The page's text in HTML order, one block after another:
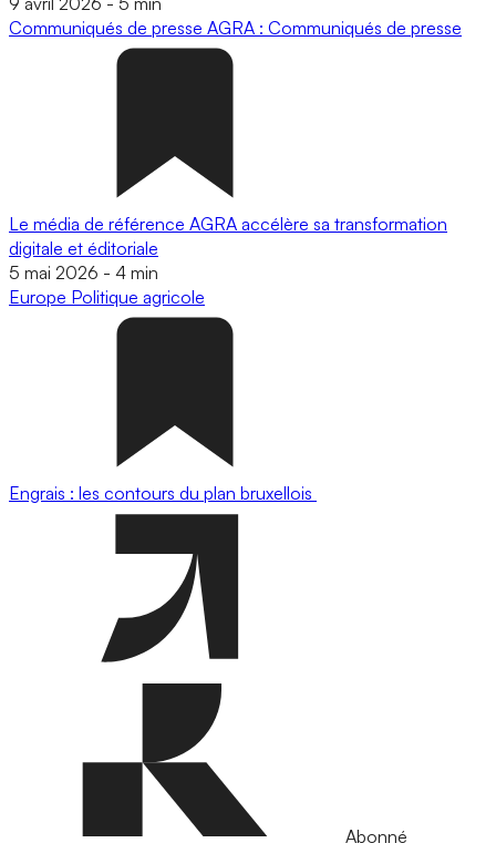
Communiqués de presse AGRA : Communiqués de presse
Le média de référence AGRA accélère sa transformation
digitale et éditoriale
5 mai 2026 - 4 min
Europe Politique agricole
Engrais : les contours du plan bruxellois
Abonné